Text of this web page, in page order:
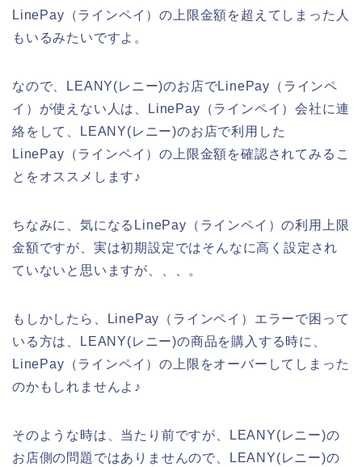
LinePay（ラインペイ）の上限金額を超えてしまった人
もいるみたいですよ。
なので、LEANY(レニー)のお店でLinePay（ラインペ
イ）が使えない人は、LinePay（ラインペイ）会社に連
絡をして、LEANY(レニー)のお店で利用した
LinePay（ラインペイ）の上限金額を確認されてみるこ
とをオススメします♪
ちなみに、気になるLinePay（ラインペイ）の利用上限
金額ですが、実は初期設定ではそんなに高く設定され
ていないと思いますが、、、。
もしかしたら、LinePay（ラインペイ）エラーで困って
いる方は、LEANY(レニー)の商品を購入する時に、
LinePay（ラインペイ）の上限をオーバーしてしまった
のかもしれませんよ♪
そのような時は、当たり前ですが、LEANY(レニー)の
お店側の問題ではありませんので、LEANY(レニー)の